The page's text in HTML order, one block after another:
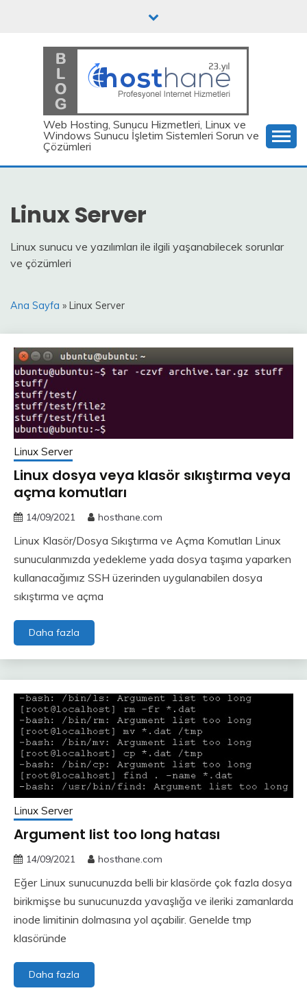
Web Hosting, Sunucu Hizmetleri, Linux ve
Windows Sunucu İşletim Sistemleri Sorun ve
Çözümleri
Linux Server
Linux sunucu ve yazılımları ile ilgili yaşanabilecek sorunlar
ve çözümleri
Ana Sayfa » Linux Server
Linux Server
Linux dosya veya klasör sıkıştırma veya
açma komutları
14/09/2021 hosthane.com
Linux Klasör/Dosya Sıkıştırma ve Açma Komutları Linux
sunucularımızda yedekleme yada dosya taşıma yaparken
kullanacağımız SSH üzerinden uygulanabilen dosya
sıkıştırma ve açma
Daha fazla
dosya
veya
veya
açma
komutları
Linux Server
Argument list too long hatası
14/09/2021 hosthane.com
Eğer Linux sunucunuzda belli bir klasörde çok fazla dosya
birikmişse bu sunucunuzda yavaşlığa ve ileriki zamanlarda
inode limitinin dolmasına yol açabilir. Genelde tmp
klasöründe
Daha fazla
list